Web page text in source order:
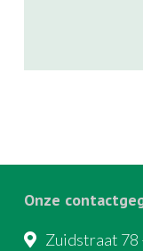
Onze
Zuidstraat 78